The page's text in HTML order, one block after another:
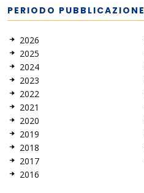
PERIODO PUBBLICAZIONE
2026
2025
2024
2023
2022
2021
2020
2019
2018
2017
2016